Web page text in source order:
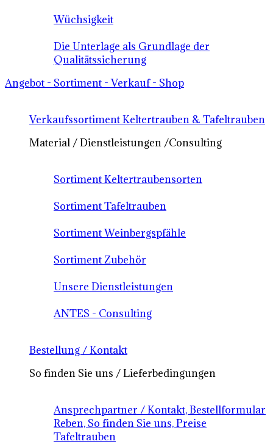
Wüchsigkeit
Die Unterlage als Grundlage der
Qualitätssicherung
Angebot - Sortiment - Verkauf - Shop
Verkaufssortiment Keltertrauben & Tafeltrauben
Material / Dienstleistungen /Consulting
Sortiment Keltertraubensorten
Sortiment Tafeltrauben
Sortiment Weinbergspfähle
Sortiment Zubehör
Unsere Dienstleistungen
ANTES - Consulting
Bestellung / Kontakt
So finden Sie uns / Lieferbedingungen
Ansprechpartner / Kontakt, Bestellformular
Reben, So finden Sie uns, Preise
Tafeltrauben